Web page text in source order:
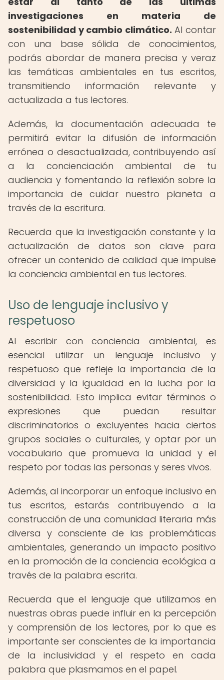
investigaciones en materia de
sostenibilidad y cambio climático. Al contar
con una base sólida de conocimientos,
podrás abordar de manera precisa y veraz
las temáticas ambientales en tus escritos,
transmitiendo información relevante y
actualizada a tus lectores.
Además, la documentación adecuada te
permitirá evitar la difusión de información
errónea o desactualizada, contribuyendo así
a la concienciación ambiental de tu
audiencia y fomentando la reflexión sobre la
importancia de cuidar nuestro planeta a
través de la escritura.
Recuerda que la investigación constante y la
actualización de datos son clave para
ofrecer un contenido de calidad que impulse
la conciencia ambiental en tus lectores.
Uso de lenguaje inclusivo y
respetuoso
Al escribir con conciencia ambiental, es
esencial utilizar un lenguaje inclusivo y
respetuoso que refleje la importancia de la
diversidad y la igualdad en la lucha por la
sostenibilidad. Esto implica evitar términos o
expresiones que puedan resultar
discriminatorios o excluyentes hacia ciertos
grupos sociales o culturales, y optar por un
vocabulario que promueva la unidad y el
respeto por todas las personas y seres vivos.
Además, al incorporar un enfoque inclusivo en
tus escritos, estarás contribuyendo a la
construcción de una comunidad literaria más
diversa y consciente de las problemáticas
ambientales, generando un impacto positivo
en la promoción de la conciencia ecológica a
través de la palabra escrita.
Recuerda que el lenguaje que utilizamos en
nuestras obras puede influir en la percepción
y comprensión de los lectores, por lo que es
importante ser conscientes de la importancia
de la inclusividad y el respeto en cada
palabra que plasmamos en el papel.